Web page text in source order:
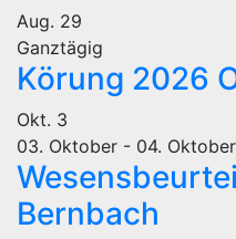
Aug. 29
Ganztägig
Körung 2026
Okt. 3
03. Oktober - 04. Oktober
Bernbach